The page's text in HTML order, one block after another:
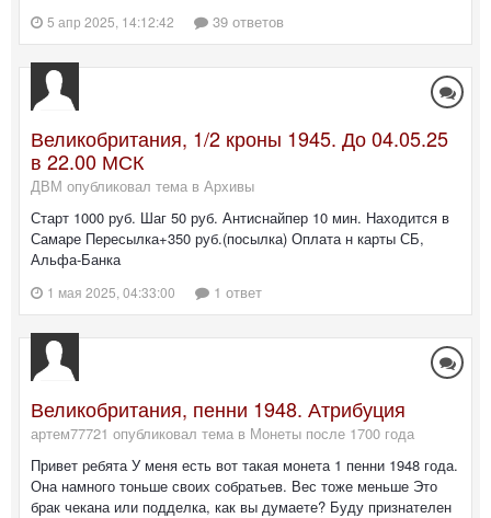
5 апр 2025, 14:12:42 39 ответов
Великобритания, 1/2 кроны 1945. До 04.05.25
в 22.00 МСК
ДВМ опубликовал тема в Архивы
Старт 1000 руб. Шаг 50 руб. Антиснайпер 10 мин. Находится в
Самаре Пересылка+350 руб.(посылка) Оплата н карты СБ,
Альфа-Банка
1 мая 2025, 04:33:00 1 ответ
Великобритания, пенни 1948. Атрибуция
артем77721 опубликовал тема в Монеты после 1700 года
Привет ребята У меня есть вот такая монета 1 пенни 1948 года.
Она намного тоньше своих собратьев. Вес тоже меньше Это
брак чекана или подделка, как вы думаете? Буду признателен